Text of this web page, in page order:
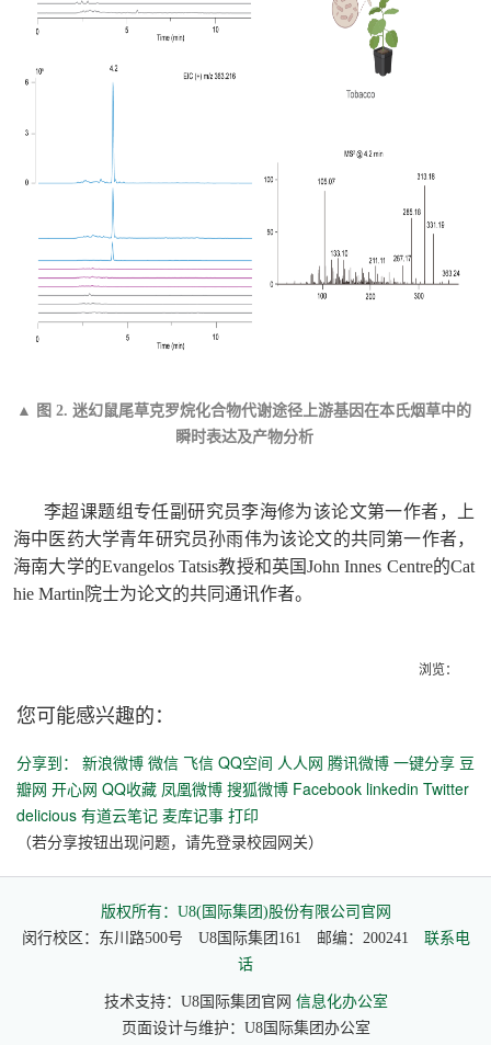
▲ 图 2. 迷幻鼠尾草克罗烷化合物代谢途径上游基因在本氏烟草中的
瞬时表达及产物分析
李超课题组专任副研究员李海修为该论文第一作者，上
海中医药大学青年研究员孙雨伟为该论文的共同第一作者，
海南大学的Evangelos Tatsis教授和英国John Innes Centre的Cat
hie Martin院士为论文的共同通讯作者。
浏览：
您可能感兴趣的：
分享到： 新浪微博 微信 飞信 QQ空间 人人网 腾讯微博 一键分享 豆
瓣网 开心网 QQ收藏 凤凰微博 搜狐微博 Facebook linkedin Twitter
delicious 有道云笔记 麦库记事 打印
（若分享按钮出现问题，请先登录校园网关）
版权所有：U8(国际集团)股份有限公司官网
闵行校区：东川路500号 U8国际集团161 邮编：200241 联系电
话
技术支持：U8国际集团官网 信息化办公室
页面设计与维护：U8国际集团办公室